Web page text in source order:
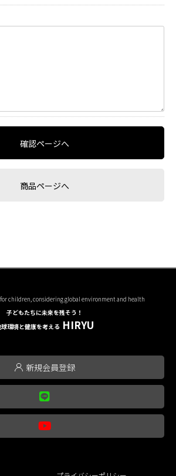
確認ページへ
商品ページへ
children, considering global environment and health
子どもたちに未来を残そう！
環境と健康を考える HIRYU
新規会員登録